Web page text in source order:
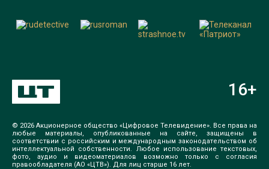
© 2026 Акционерное общество «Цифровое Телевидение». Все права на
любые материалы, опубликованные на сайте, защищены в
соответствии с российским и международным законодательством об
интеллектуальной собственности. Любое использование текстовых,
фото, аудио и видеоматериалов возможно только с согласия
правообладателя (АО «ЦТВ»). Для лиц старше 16 лет.
16+